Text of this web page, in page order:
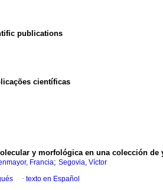
publications
científicas
y morfológica en una colección de
Francia; Segovia, Víctor
· texto en Español